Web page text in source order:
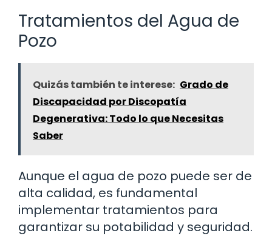
Tratamientos del Agua de
Pozo
Quizás también te interese: Grado de
Discapacidad por Discopatía
Degenerativa: Todo lo que Necesitas
Saber
Aunque el agua de pozo puede ser de
alta calidad, es fundamental
implementar tratamientos para
garantizar su potabilidad y seguridad.